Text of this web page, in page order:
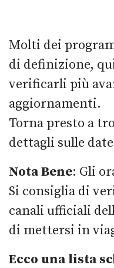
Molti dei
di definizione,
verificarli più
aggiornamenti.
Torna presto a
dettagli sulle
Nota Bene: Gli
Si consiglia di
canali ufficiali
di mettersi in
Ecco una lista